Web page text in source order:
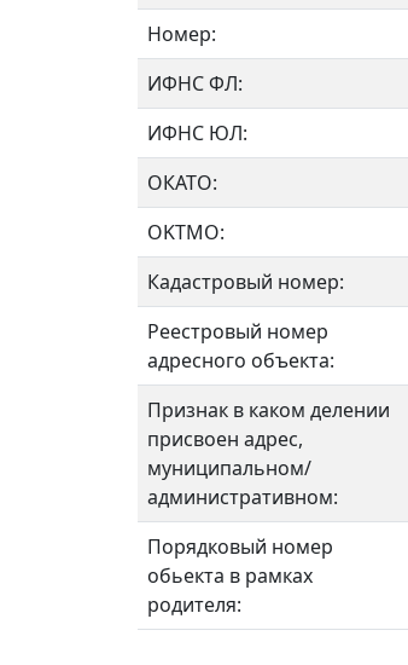
Номер:
ИФНС ФЛ:
ИФНС ЮЛ:
ОКАТО:
OKTMO:
Кадастровый номер:
Реестровый номер
адресного объекта:
Признак в каком делении
присвоен адрес,
муниципальном/
административном:
Порядковый номер
обьекта в рамках
родителя: